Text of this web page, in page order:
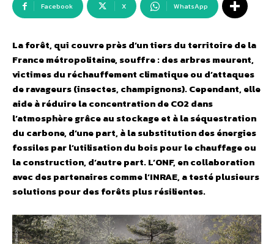
Facebook X WhatsApp
La forêt, qui couvre près d’un tiers du territoire de la
France métropolitaine, souffre : des arbres meurent,
victimes du réchauffement climatique ou d’attaques
de ravageurs (insectes, champignons). Cependant, elle
aide à réduire la concentration de CO2 dans
l’atmosphère grâce au stockage et à la séquestration
du carbone, d’une part, à la substitution des énergies
fossiles par l’utilisation du bois pour le chauffage ou
la construction, d’autre part. L’ONF, en collaboration
avec des partenaires comme l’INRAE, a testé plusieurs
solutions pour des forêts plus résilientes.